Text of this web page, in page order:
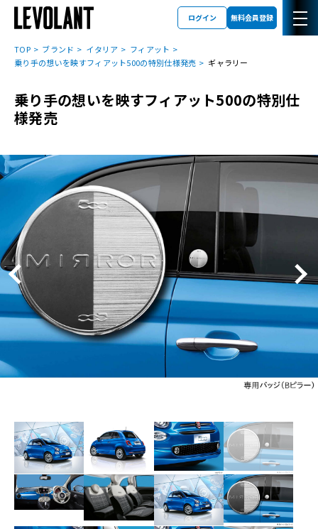
ログイン 無料会員登録
TOP ブランド イタリア
フィアット
乗り手の想いを映すフィアット500の特別仕様発売
ギャラリー
乗り手の想いを映すフィアット500の特別仕
様発売